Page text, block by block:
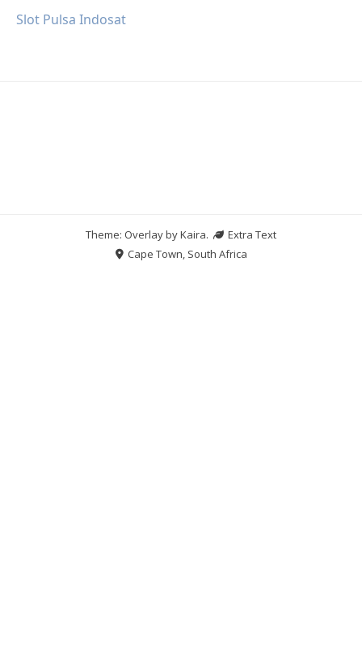
Slot Pulsa Indosat
Theme: Overlay byKaira.
Extra Text
Cape Town, South Africa